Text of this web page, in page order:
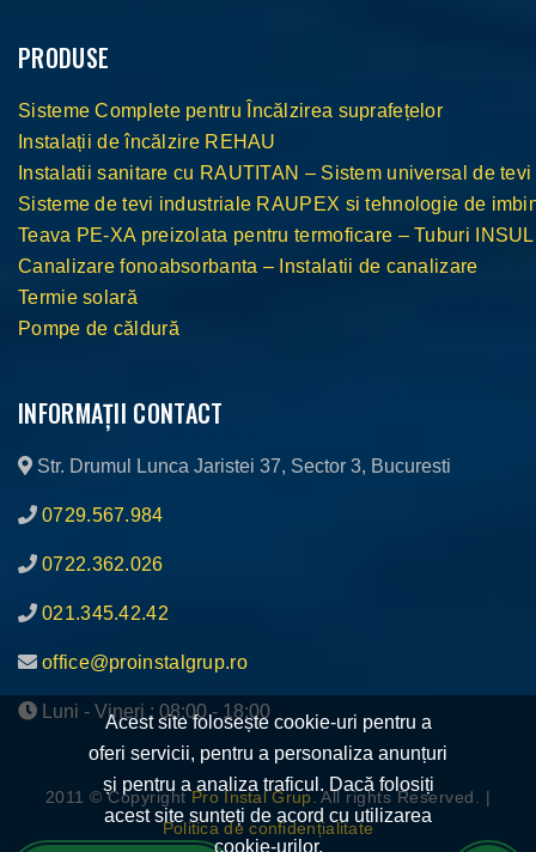
PRODUSE
Sisteme Complete pentru Încălzirea suprafețelor
Instalații de încălzire REHAU
Instalatii sanitare cu RAUTITAN – Sistem universal de tevi
Sisteme de tevi industriale RAUPEX si tehnologie de
Teava PE-XA preizolata pentru termoficare – Tuburi
Canalizare fonoabsorbanta – Instalatii de canalizare
Termie solară
Pompe de căldură
INFORMAȚII CONTACT
Str. Drumul Lunca Jaristei 37, Sector 3, Bucuresti
0729.567.984
0722.362.026
021.345.42.42
office@proinstalgrup.ro
Luni - Vineri : 08:00 - 18:00
2011 © CopyrightPro Instal Grup.All rights Reserved. |
Politica de confidențialitate
Acest site folosește cookie-uri pentru a
oferi servicii, pentru a personaliza anunțuri
și pentru a analiza traficul. Dacă folosiți
acest site sunteți de acord cu utilizarea
cookie-urilor.